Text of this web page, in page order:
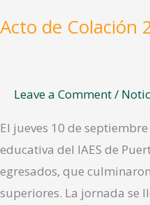
Acto de Colación
Leave a Comment/
El jueves 10 de
educativa del IAES de
egresados, que
superiores. La jornada se